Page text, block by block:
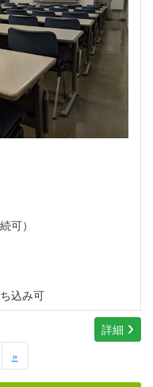
可）
込み可
詳細
»